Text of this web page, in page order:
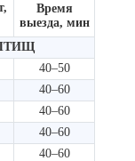
Время
выезда, мин
40–50
40–60
40–60
40–60
40–60